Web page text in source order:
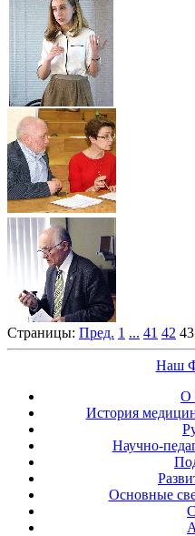
Страницы: Пред. 1 ... 41 42 43
Наш
О
История
Научно-
Основные